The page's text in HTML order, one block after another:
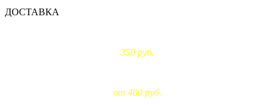
ДОСТАВКА
350 руб.
от 400 руб.